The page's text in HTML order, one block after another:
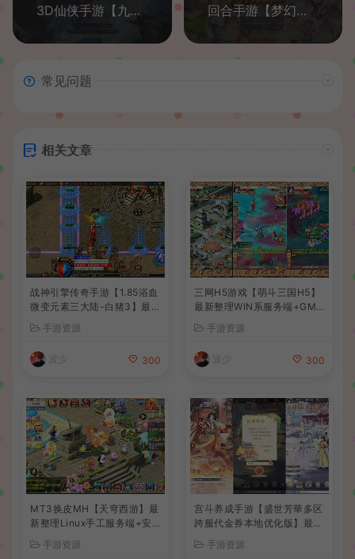
3D仙侠手游【九剑魔龙传】2021整理Linux手工服务端+运营后台+GM授权后台+视频教程
回合手游【梦幻诛仙十三职业微中变增幅版】最新整理手工端+安卓苹果双端+GM后台+详细搭建教程
常见问题
相关文章
战神引擎传奇手游【1.85浴血
微变元素三大陆-白猪3】最新
苹果双端+GM授权后台+详细
搭建教程
手游资源
波少 300
三网H5游戏【萌斗三国H5】
最新整理WIN系服务端+GM
手游资源
波少 300
MT3换皮MH【天穹西游】最
新整理Linux手工服务端+安
卓苹果双端+GM后台+详细搭
建教程+全套源码+视频教程
手游资源
宫斗养成手游【盛世芳華多区
跨服代金券本地优化版】最新
整理单机一键即玩端+Linux
手工服务端+CDK授权后台
手游资源